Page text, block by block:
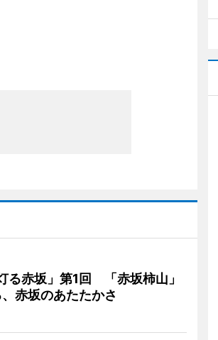
る赤坂」第1回 「赤坂柿山」
赤坂のあたたかさ